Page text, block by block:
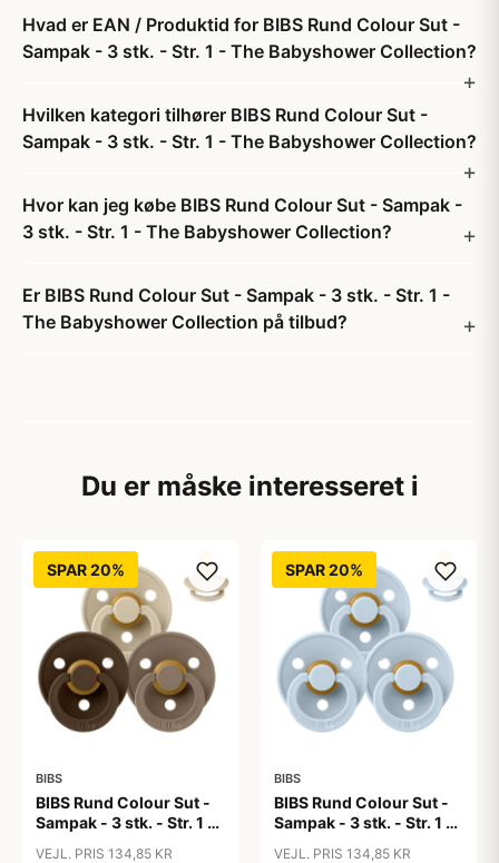
Hvad er EAN / Produktid for BIBS Rund Colour Sut -
Sampak - 3 stk. - Str. 1 - The Babyshower Collection?
Hvilken kategori tilhører BIBS Rund Colour Sut -
Sampak - 3 stk. - Str. 1 - The Babyshower Collection?
Hvor kan jeg købe BIBS Rund Colour Sut - Sampak -
3 stk. - Str. 1 - The Babyshower Collection?
Er BIBS Rund Colour Sut - Sampak - 3 stk. - Str. 1 -
The Babyshower Collection på tilbud?
Du er måske interesseret i
SPAR 20%
BIBS
BIBS Rund Colour Sut -
Sampak - 3 stk. - Str. 1 -
VEJL. PRIS 134,85 KR
SPAR 20%
BIBS
BIBS Rund Colour Sut -
Sampak - 3 stk. - Str. 1 -
VEJL. PRIS 134,85 KR